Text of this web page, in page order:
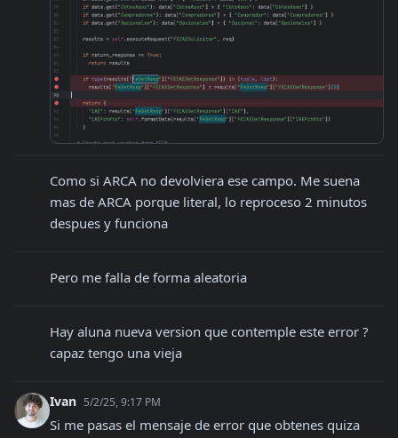
Como si ARCA no devolviera ese campo. Me suena
mas de ARCA porque literal, lo reproceso 2 minutos
despues y funciona
Pero me falla de forma aleatoria
Hay aluna nueva version que contemple este error ?
capaz tengo una vieja
Ivan 5/2/25, 9:17 PM
Si me pasas el mensaje de error que obtenes quiza